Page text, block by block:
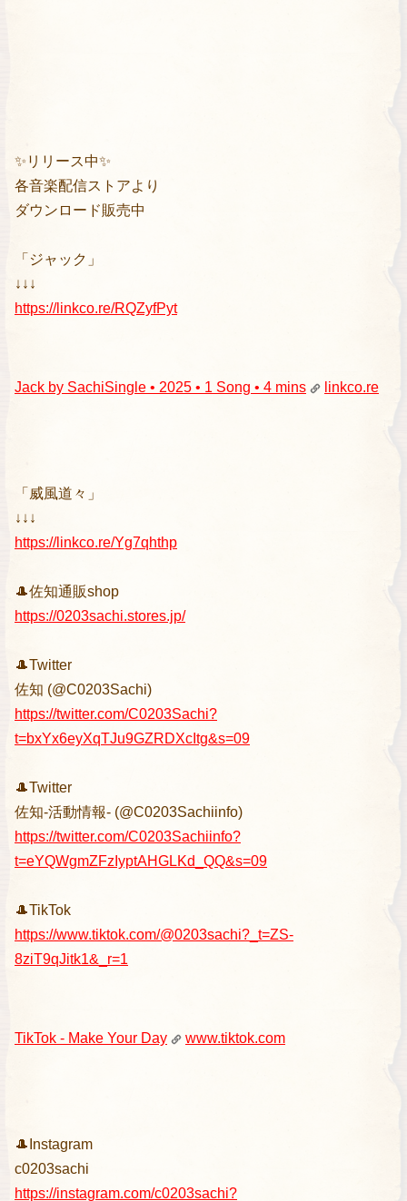
✨リリース中✨
各音楽配信ストアより
ダウンロード販売中
「ジャック」
↓↓↓
https://linkco.re/RQZyfPyt
Jack by SachiSingle • 2025 • 1 Song • 4 mins linkco.re
「威風道々」
↓↓↓
https://linkco.re/Yg7qhthp
🎩佐知通販shop
https://0203sachi.stores.jp/
🎩Twitter
佐知 (@C0203Sachi)
https://twitter.com/C0203Sachi?
t=bxYx6eyXqTJu9GZRDXcItg&s=09
🎩Twitter
佐知-活動情報- (@C0203Sachiinfo)
https://twitter.com/C0203Sachiinfo?
t=eYQWgmZFzIyptAHGLKd_QQ&s=09
🎩TikTok
https://www.tiktok.com/@0203sachi?_t=ZS-
8ziT9qJitk1&_r=1
TikTok - Make Your Day www.tiktok.com
🎩Instagram
c0203sachi
https://instagram.com/c0203sachi?